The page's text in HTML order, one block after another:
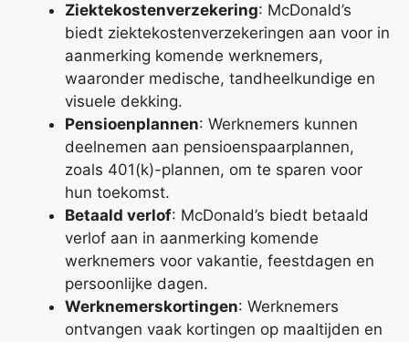
Ziektekostenverzekering: McDonald’s
biedt ziektekostenverzekeringen aan voor in
aanmerking komende werknemers,
waaronder medische, tandheelkundige en
visuele dekking.
Pensioenplannen: Werknemers kunnen
deelnemen aan pensioenspaarplannen,
zoals 401(k)-plannen, om te sparen voor
hun toekomst.
Betaald verlof: McDonald’s biedt betaald
verlof aan in aanmerking komende
werknemers voor vakantie, feestdagen en
persoonlijke dagen.
Werknemerskortingen: Werknemers
ontvangen vaak kortingen op maaltijden en